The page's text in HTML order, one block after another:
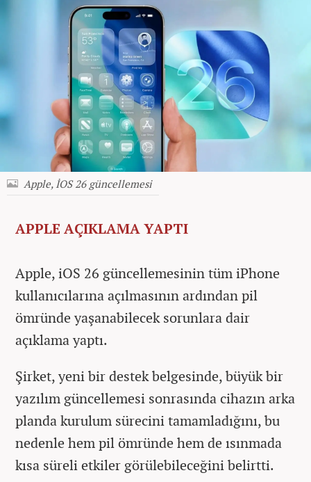
Apple, İOS 26 güncellemesi
APPLE AÇIKLAMA YAPTI
Apple, iOS 26 güncellemesinin tüm iPhone
kullanıcılarına açılmasının ardından pil
ömründe yaşanabilecek sorunlara dair
açıklama yaptı.
Şirket, yeni bir destek belgesinde, büyük bir
yazılım güncellemesi sonrasında cihazın arka
planda kurulum sürecini tamamladığını, bu
nedenle hem pil ömründe hem de ısınmada
kısa süreli etkiler görülebileceğini belirtti.